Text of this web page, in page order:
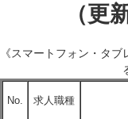
（更
《スマートフォン・タ
No. 求人職種